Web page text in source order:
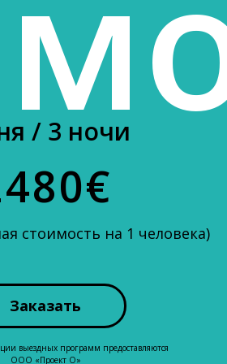
стоимость на 1 человека)
/ 3 ночи
Заказать
выездных программ предоставляются
ООО «Проект О»